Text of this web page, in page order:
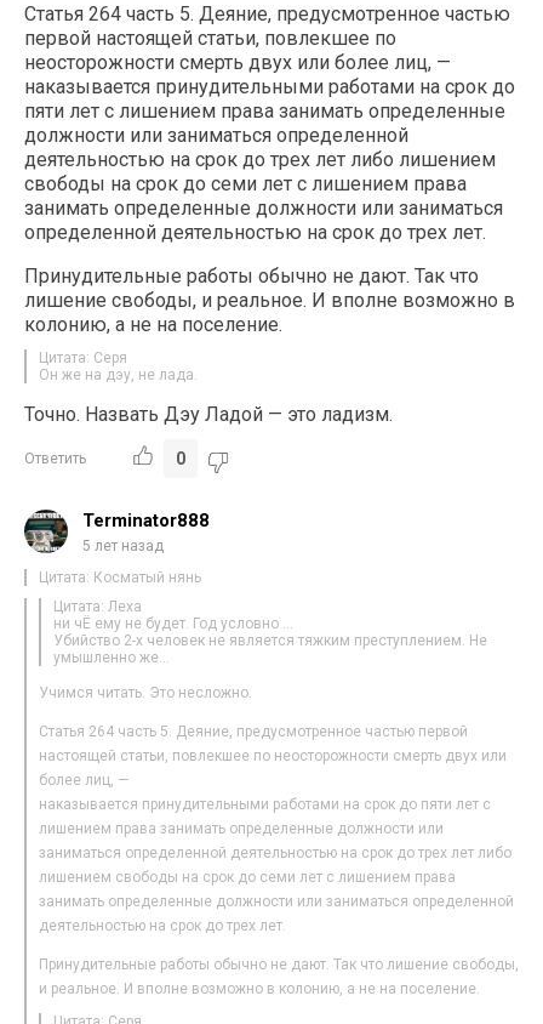
Статья 264 часть 5. Деяние, предусмотренное частью
первой настоящей статьи, повлекшее по
неосторожности смерть двух или более лиц, —
наказывается принудительными работами на срок до
пяти лет с лишением права занимать определенные
должности или заниматься определенной
деятельностью на срок до трех лет либо лишением
свободы на срок до семи лет с лишением права
занимать определенные должности или заниматься
определенной деятельностью на срок до трех лет.
Принудительные работы обычно не дают. Так что
лишение свободы, и реальное. И вполне возможно в
колонию, а не на поселение.
Цитата: Серя
Он же на дэу, не лада.
Точно. Назвать Дэу Ладой — это ладизм.
Ответить 0
Terminator888
5 лет назад
Цитата: Косматый нянь
Цитата: Леха
ни чЁ ему не будет. Год условно …
Убийство 2-х человек не является тяжким преступлением. Не
умышленно же…
Учимся читать. Это несложно.
Статья 264 часть 5. Деяние, предусмотренное частью первой
настоящей статьи, повлекшее по неосторожности смерть двух или
более лиц, —
наказывается принудительными работами на срок до пяти лет с
лишением права занимать определенные должности или
заниматься определенной деятельностью на срок до трех лет либо
лишением свободы на срок до семи лет с лишением права
занимать определенные должности или заниматься определенной
деятельностью на срок до трех лет.
Принудительные работы обычно не дают. Так что лишение свободы,
и реальное. И вполне возможно в колонию, а не на поселение.